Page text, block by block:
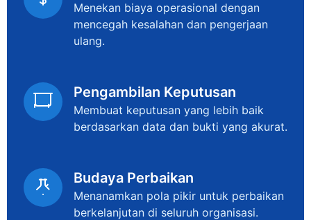
Menekan biaya operasional dengan
mencegah kesalahan dan pengerjaan
ulang.
Pengambilan Keputusan
Membuat keputusan yang lebih baik
berdasarkan data dan bukti yang akurat.
Budaya Perbaikan
Menanamkan pola pikir untuk perbaikan
berkelanjutan di seluruh organisasi.